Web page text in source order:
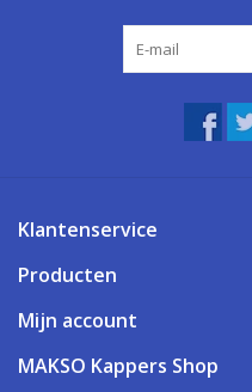
Klantenservice
Producten
Mijn account
MAKSO Kappers Shop